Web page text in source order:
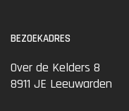
BEZOEKADRES
Over de Kelders 8
8911 JE Leeuwarden